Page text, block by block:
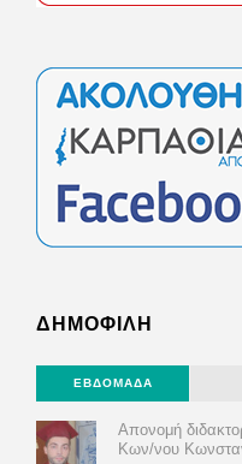
ΔΗΜΟΦΙΛΗ
ΕΒΔΟΜΆΔΑ
Απονομή
Κων/νου